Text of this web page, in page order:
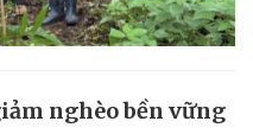
nghèo bền vững